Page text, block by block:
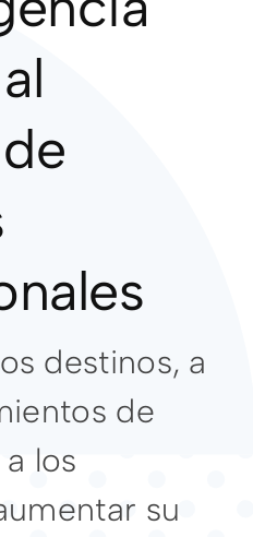
destinos, a
de
los
su